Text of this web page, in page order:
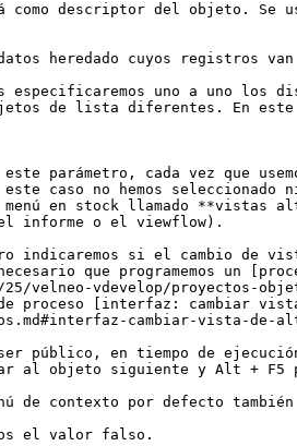
como descriptor del objeto.
heredado cuyos registros
especificaremos uno a uno los
de lista diferentes. En este
parámetro, cada vez que
caso no hemos
en stock llamado **vistas
informe o el viewflow).
indicaremos si el cambio de
que programemos un
velneo-vdevelop/proyectos-
de proceso [interfaz: cambiar
cambiar-vista-de-
público, en tiempo de
al objeto siguiente y Alt + F5
de contexto por defecto
el valor falso.